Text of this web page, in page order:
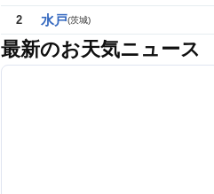
2 水戸(茨城)
最新のお天気ニュース